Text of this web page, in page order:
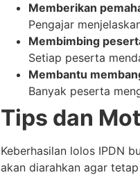
Memberikan
Pengajar
Membimbing
Setiap peserta
Membantu
Banyak peserta
Tips dan
Keberhasilan lolos IPDN
akan diarahkan agar